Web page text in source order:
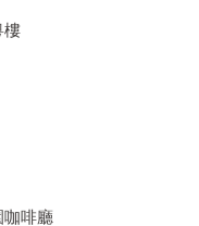
樓
啡廳